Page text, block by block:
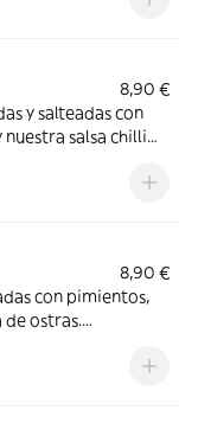
8,90 €
y salteadas con
salsa chilli
8,90 €
con pimientos,
de ostras.